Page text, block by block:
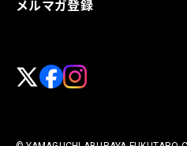
メルマガ登録